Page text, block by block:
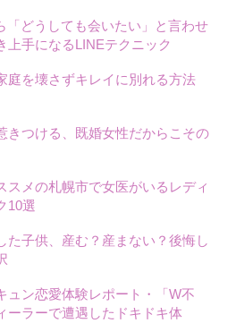
「どうしても会いたい」と言わせ
上手になるLINEテクニック
を壊さずキレイに別れる方法
きつける、既婚女性だからこその
スメの札幌市で女医がいるレディ
10選
た子供、産む？産まない？後悔し
ュン恋愛体験レポート・「W不
ラーで遭遇したドキドキ体